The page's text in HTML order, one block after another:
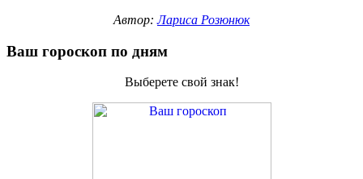
Автор:Лариса Розюнюк
Ваш гороскоп по дням
Выберете свой знак!